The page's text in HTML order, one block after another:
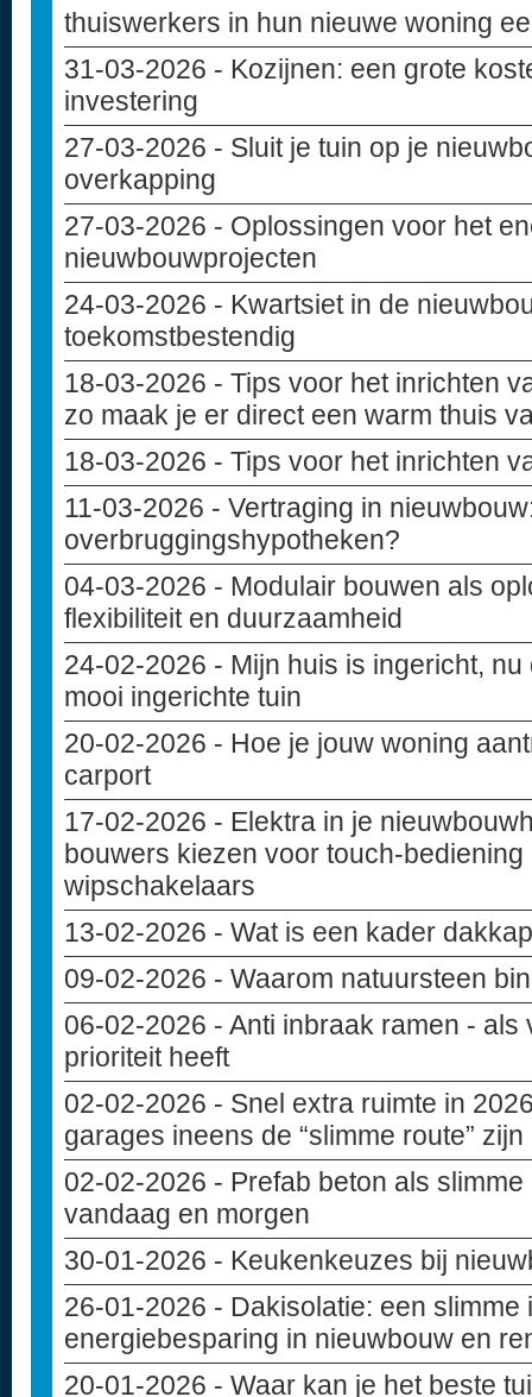
thuiswerkers in hun nieuwe woning
31-03-2026 - Kozijnen: een grote
investering
27-03-2026 - Sluit je tuin op je
overkapping
27-03-2026 - Oplossingen voor het
nieuwbouwprojecten
24-03-2026 - Kwartsiet in de
toekomstbestendig
18-03-2026 - Tips voor het inrichten
zo maak je er direct een warm thuis
18-03-2026 - Tips voor het inrichten
11-03-2026 - Vertraging in
overbruggingshypotheken?
04-03-2026 - Modulair bouwen als
flexibiliteit en duurzaamheid
24-02-2026 - Mijn huis is ingericht,
mooi ingerichte tuin
20-02-2026 - Hoe je jouw woning
carport
17-02-2026 - Elektra in je
bouwers kiezen voor touch-bediening
wipschakelaars
13-02-2026 - Wat is een kader
09-02-2026 - Waarom natuursteen
06-02-2026 - Anti inbraak ramen -
prioriteit heeft
02-02-2026 - Snel extra ruimte in
garages ineens de “slimme route” zijn
02-02-2026 - Prefab beton als
vandaag en morgen
30-01-2026 - Keukenkeuzes bij
26-01-2026 - Dakisolatie: een
energiebesparing in nieuwbouw en
20-01-2026 - Waar kan je het beste